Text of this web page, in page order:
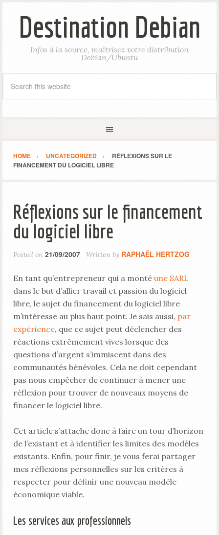
Destination Debian
Infos à la source, maîtrisez votre distribution
Debian/Ubuntu
HOME UNCATEGORIZED
RÉFLEXIONS SUR LE
FINANCEMENT DU LOGICIEL LIBRE
Réflexions sur le financement
du logiciel libre
Posted on 21/09/2007 Written by RAPHAËL HERTZOG
En tant qu’entrepreneur qui a monté une SARL
dans le but d’allier travail et passion du logiciel
libre, le sujet du financement du logiciel libre
m’intéresse au plus haut point. Je sais aussi, par
expérience, que ce sujet peut déclencher des
réactions extrêmement vives lorsque des
questions d’argent s’immiscent dans des
communautés bénévoles. Cela ne doit cependant
pas nous empêcher de continuer à mener une
réflexion pour trouver de nouveaux moyens de
financer le logiciel libre.
Cet article s’attache donc à faire un tour d’horizon
de l’existant et à identifier les limites des modèles
existants. Enfin, pour finir, je vous ferai partager
mes réflexions personnelles sur les critères à
respecter pour définir une nouveau modèle
économique viable.
Les services aux professionnels